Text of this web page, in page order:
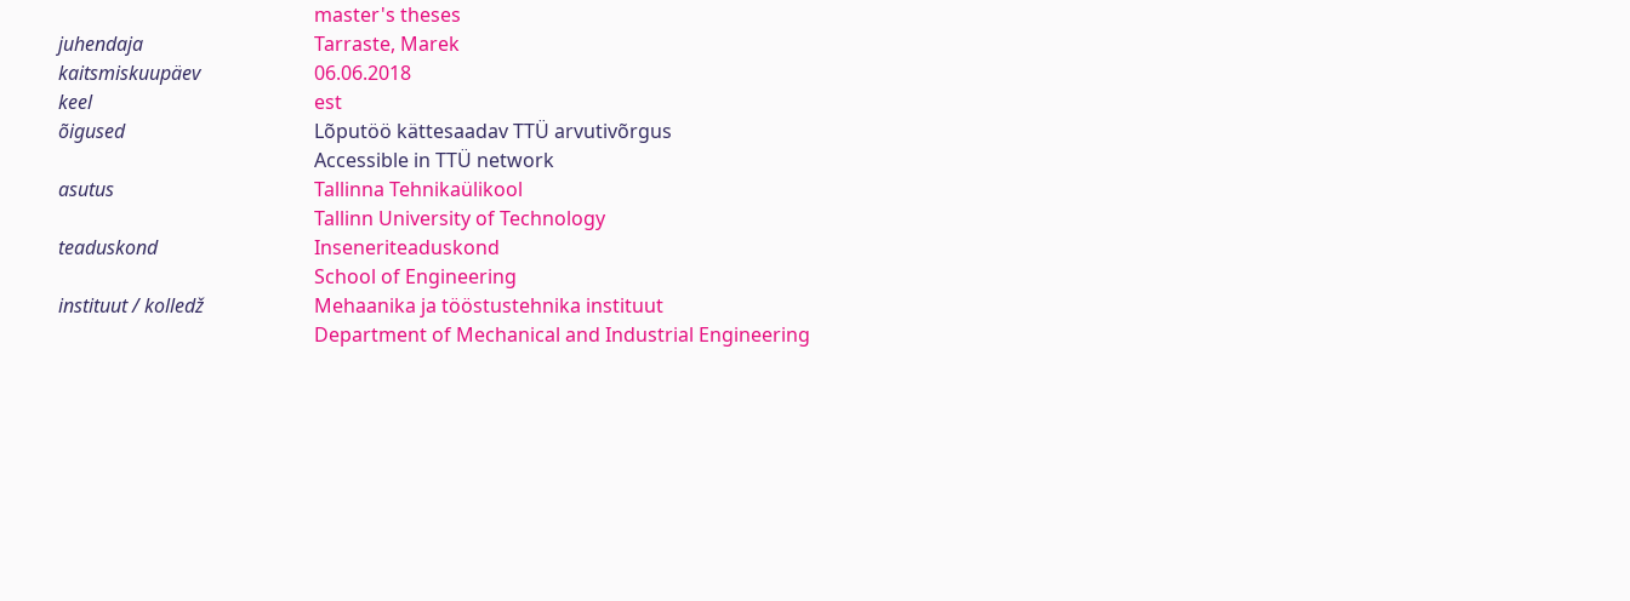
master's theses
juhendaja
Tarraste, Marek
kaitsmiskuupäev
06.06.2018
keel
est
õigused
Lõputöö kättesaadav TTÜ arvutivõrgus
Accessible in TTÜ network
asutus
Tallinna Tehnikaülikool
Tallinn University of Technology
teaduskond
Inseneriteaduskond
School of Engineering
instituut / kolledž
Mehaanika ja tööstustehnika instituut
Department of Mechanical and Industrial Engineering